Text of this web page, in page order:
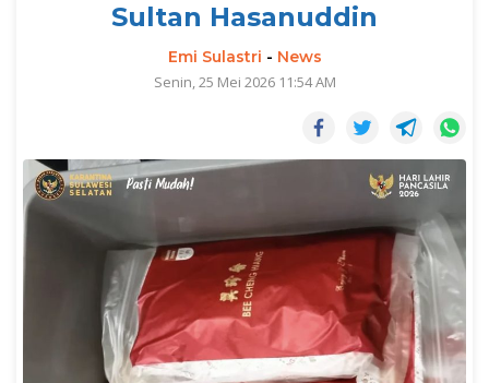
Sultan Hasanuddin
Emi Sulastri - News
Senin, 25 Mei 2026 11:54 AM